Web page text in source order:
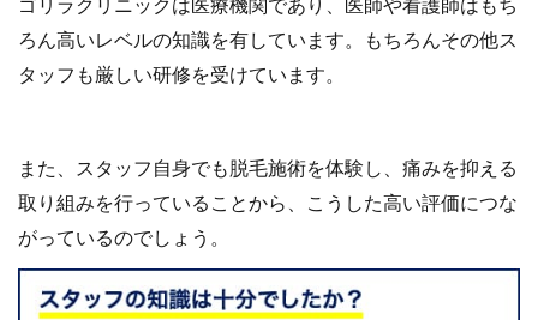
ゴリラクリニックは医療機関であり、医師や看護師はもち
ろん高いレベルの知識を有しています。もちろんその他ス
タッフも厳しい研修を受けています。
また、スタッフ自身でも脱毛施術を体験し、痛みを抑える
取り組みを行っていることから、こうした高い評価につな
がっているのでしょう。